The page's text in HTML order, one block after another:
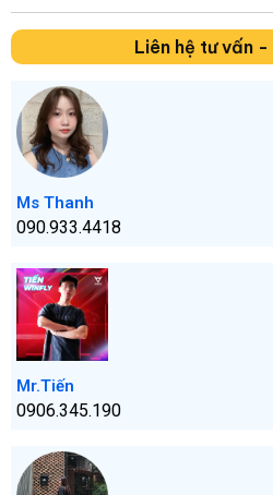
Liên hệ tư vấn -
Ms Thanh
090.933.4418
Mr.Tiến
0906.345.190